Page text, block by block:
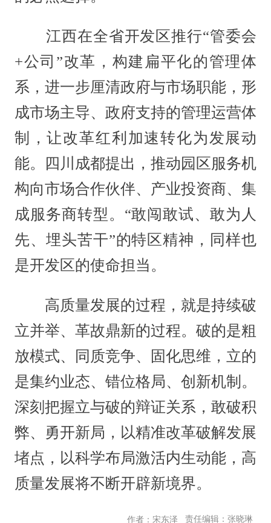
江西在全省开发区推行“管委会
+公司”改革，构建扁平化的管理体
系，进一步厘清政府与市场职能，形
成市场主导、政府支持的管理运营体
制，让改革红利加速转化为发展动
能。四川成都提出，推动园区服务机
构向市场合作伙伴、产业投资商、集
成服务商转型。“敢闯敢试、敢为人
先、埋头苦干”的特区精神，同样也
是开发区的使命担当。
高质量发展的过程，就是持续破
立并举、革故鼎新的过程。破的是粗
放模式、同质竞争、固化思维，立的
是集约业态、错位格局、创新机制。
深刻把握立与破的辩证关系，敢破积
弊、勇开新局，以精准改革破解发展
堵点，以科学布局激活内生动能，高
质量发展将不断开辟新境界。
作者：宋东泽 责任编辑：张晓琳